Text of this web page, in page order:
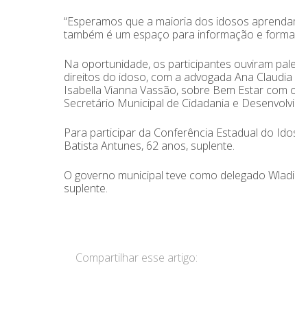
“Esperamos que a maioria dos idosos
também é um espaço para informação e
Na oportunidade, os participantes ouviram
direitos do idoso, com a advogada Ana
Isabella Vianna Vassão, sobre Bem Estar
Secretário Municipal de Cidadania e
Para participar da Conferência Estadual do
Batista Antunes, 62 anos, suplente.
O governo municipal teve como delegado
suplente.
Compartilhar esse artigo: